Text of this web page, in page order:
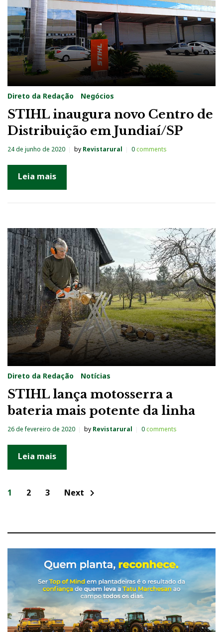
Direto da Redação Negócios
STIHL inaugura novo Centro de
Distribuição em Jundiaí/SP
24 de junho de 2020 by Revistarural 0comments
Leia mais
Direto da Redação Notícias
STIHL lança motosserra a
bateria mais potente da linha
26 de fevereiro de 2020 by Revistarural 0comments
Leia mais
N
e
ã
o
p
o
1 2 3 Next chevron_right